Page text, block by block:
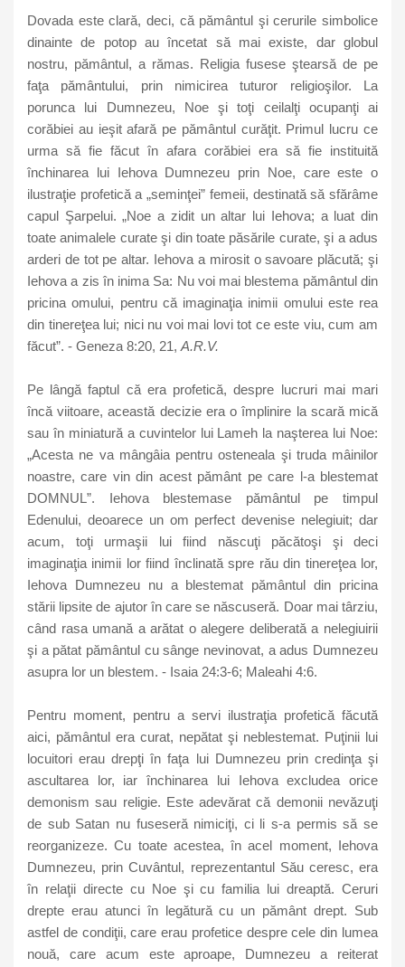
Dovada este clară, deci, că pământul şi cerurile simbolice
dinainte de potop au încetat să mai existe, dar globul
nostru, pământul, a rămas. Religia fusese ştearsă de pe
faţa pământului, prin nimicirea tuturor religioşilor. La
porunca lui Dumnezeu, Noe şi toţi ceilalţi ocupanţi ai
corăbiei au ieşit afară pe pământul curăţit. Primul lucru ce
urma să fie făcut în afara corăbiei era să fie instituită
închinarea lui Iehova Dumnezeu prin Noe, care este o
ilustraţie profetică a „seminţei” femeii, destinată să sfărâme
capul Şarpelui. „Noe a zidit un altar lui Iehova; a luat din
toate animalele curate şi din toate păsările curate, şi a adus
arderi de tot pe altar. Iehova a mirosit o savoare plăcută; şi
Iehova a zis în inima Sa: Nu voi mai blestema pământul din
pricina omului, pentru că imaginaţia inimii omului este rea
din tinereţea lui; nici nu voi mai lovi tot ce este viu, cum am
făcut”. - Geneza 8:20, 21, A.R.V.
Pe lângă faptul că era profetică, despre lucruri mai mari
încă viitoare, această decizie era o împlinire la scară mică
sau în miniatură a cuvintelor lui Lameh la naşterea lui Noe:
„Acesta ne va mângâia pentru osteneala şi truda mâinilor
noastre, care vin din acest pământ pe care l-a blestemat
DOMNUL”. Iehova blestemase pământul pe timpul
Edenului, deoarece un om perfect devenise nelegiuit; dar
acum, toţi urmaşii lui fiind născuţi păcătoşi şi deci
imaginaţia inimii lor fiind înclinată spre rău din tinereţea lor,
Iehova Dumnezeu nu a blestemat pământul din pricina
stării lipsite de ajutor în care se născuseră. Doar mai târziu,
când rasa umană a arătat o alegere deliberată a nelegiuirii
şi a pătat pământul cu sânge nevinovat, a adus Dumnezeu
asupra lor un blestem. - Isaia 24:3-6; Maleahi 4:6.
Pentru moment, pentru a servi ilustraţia profetică făcută
aici, pământul era curat, nepătat şi neblestemat. Puţinii lui
locuitori erau drepţi în faţa lui Dumnezeu prin credinţa şi
ascultarea lor, iar închinarea lui Iehova excludea orice
demonism sau religie. Este adevărat că demonii nevăzuţi
de sub Satan nu fuseseră nimiciţi, ci li s-a permis să se
reorganizeze. Cu toate acestea, în acel moment, Iehova
Dumnezeu, prin Cuvântul, reprezentantul Său ceresc, era
în relaţii directe cu Noe şi cu familia lui dreaptă. Ceruri
drepte erau atunci în legătură cu un pământ drept. Sub
astfel de condiţii, care erau profetice despre cele din lumea
nouă, care acum este aproape, Dumnezeu a reiterat